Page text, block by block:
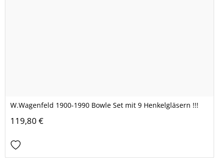
W.Wagenfeld 1900-1990 Bowle Set mit 9 Henkelgläsern !!!
119,80 €